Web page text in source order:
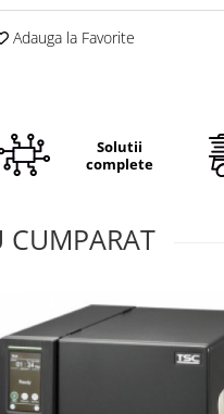
Adauga la Favorite
Solutii
complete
CUMPARAT